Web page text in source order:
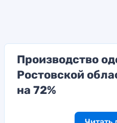
Производство
Ростовской
на 72%